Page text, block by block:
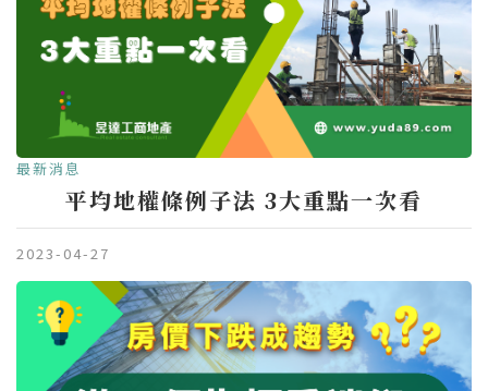
最新消息
平均地權條例子法 3大重點一次看
2023-04-27